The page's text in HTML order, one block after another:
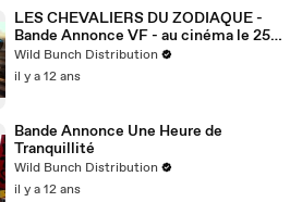
LES CHEVALIERS DU ZODIAQUE -
Bande Annonce VF - au cinéma le 25
février
Wild Bunch Distribution
il y a 12 ans
Bande Annonce Une Heure de
Tranquillité
Wild Bunch Distribution
il y a 12 ans